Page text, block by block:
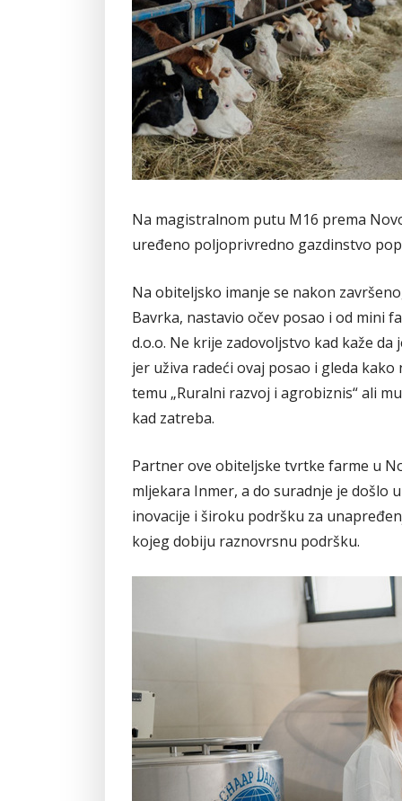
Na magistralnom putu M16 prema
uređeno poljoprivredno gazdinstvo
Na obiteljsko imanje se nakon
Bavrka, nastavio očev posao i od mini
d.o.o. Ne krije zadovoljstvo kad kaže
jer uživa radeći ovaj posao i gleda
temu „Ruralni razvoj i agrobiznis“ ali
kad zatreba.
Partner ove obiteljske tvrtke farme u
mljekara Inmer, a do suradnje je došlo
inovacije i široku podršku za
kojeg dobiju raznovrsnu podršku.